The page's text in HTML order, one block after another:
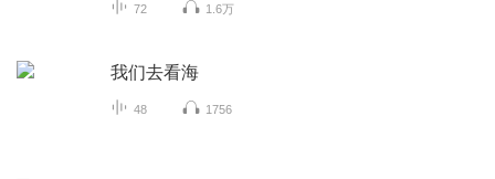
72 1.6万
我们去看海
48 1756